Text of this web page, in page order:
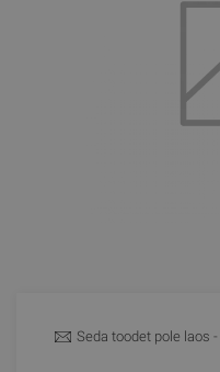
Seda toodet pole laos -